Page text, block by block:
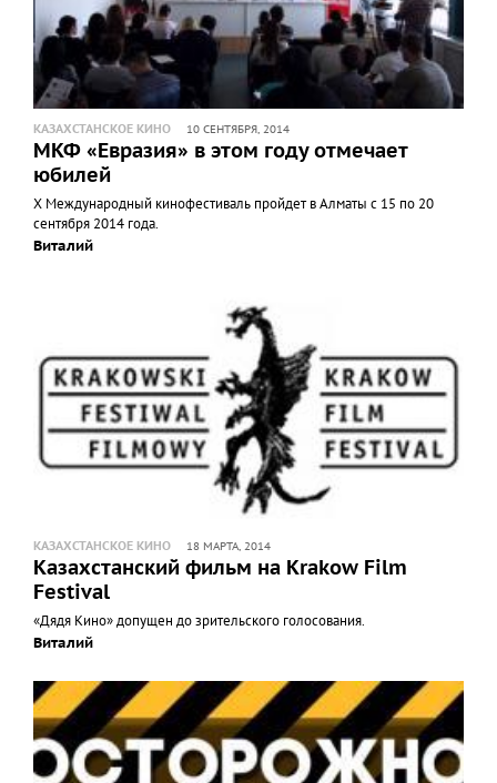
КАЗАХСТАНСКОЕ КИНО 10 СЕНТЯБРЯ, 2014
МКФ «Евразия» в этом году отмечает
юбилей
Х Международный кинофестиваль пройдет в Алматы с 15 по 20
сентября 2014 года.
Виталий
КАЗАХСТАНСКОЕ КИНО 18 МАРТА, 2014
Казахстанский фильм на Krakow Film
Festival
«Дядя Кино» допущен до зрительского голосования.
Виталий